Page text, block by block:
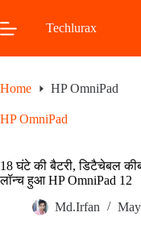
to
content
Techlurax
Home HP OmniPad
HP OmniPad
18 घंटे की बैटरी, डिटैचेबल
लॉन्च हुआ HP OmniPad 12
Md.Irfan